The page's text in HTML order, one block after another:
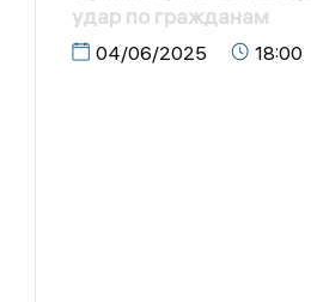
удар по гражданам
04/06/2025 18:00